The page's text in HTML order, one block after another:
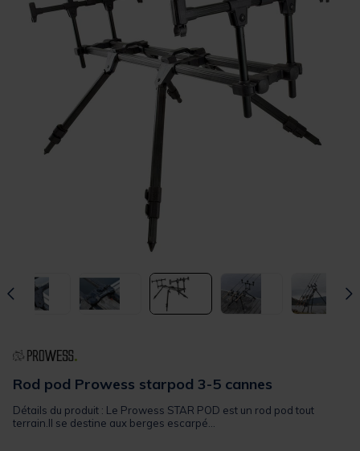
Rod pod Prowess starpod 3-5 cannes
Détails du produit : Le Prowess STAR POD est un rod pod tout
terrain.Il se destine aux berges escarpé...